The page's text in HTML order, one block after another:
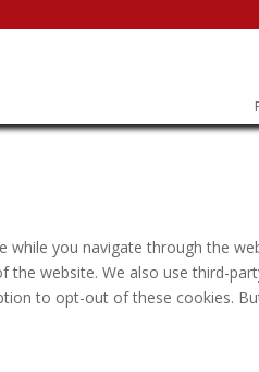
while you navigate through the
website. We also use third-
to opt-out of these cookies.